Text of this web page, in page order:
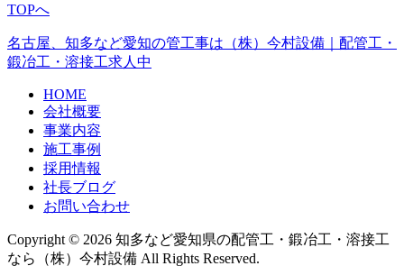
TOPへ
名古屋、知多など愛知の管工事は（株）今村設備｜配管工・
鍛冶工・溶接工求人中
HOME
会社概要
事業内容
施工事例
採用情報
社長ブログ
お問い合わせ
Copyright © 2026 知多など愛知県の配管工・鍛冶工・溶接工
なら（株）今村設備 All Rights Reserved.